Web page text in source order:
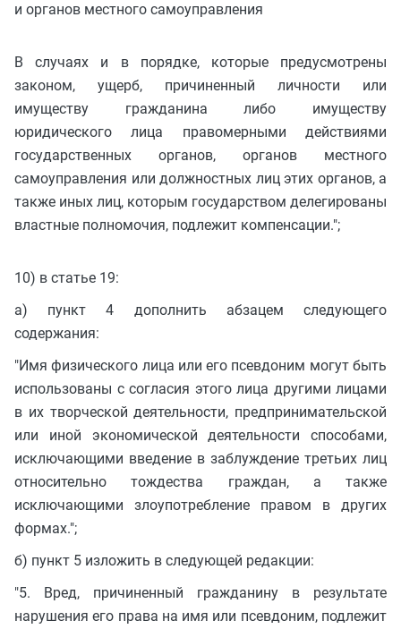
и органов местного самоуправления
В случаях и в порядке, которые предусмотрены
законом, ущерб, причиненный личности или
имуществу гражданина либо имуществу
юридического лица правомерными действиями
государственных органов, органов местного
самоуправления или должностных лиц этих органов, а
также иных лиц, которым государством делегированы
властные полномочия, подлежит компенсации.";
10) в статье 19:
а) пункт 4 дополнить абзацем следующего
содержания:
"Имя физического лица или его псевдоним могут быть
использованы с согласия этого лица другими лицами
в их творческой деятельности, предпринимательской
или иной экономической деятельности способами,
исключающими введение в заблуждение третьих лиц
относительно тождества граждан, а также
исключающими злоупотребление правом в других
формах.";
б) пункт 5 изложить в следующей редакции:
"5. Вред, причиненный гражданину в результате
нарушения его права на имя или псевдоним, подлежит